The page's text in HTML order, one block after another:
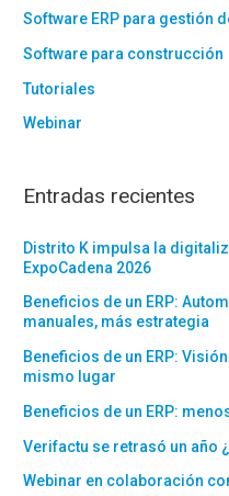
Software ERP para gestión
Software para construcción
Tutoriales
Webinar
Entradas recientes
Distrito K impulsa la
ExpoCadena 2026
Beneficios de un ERP:
manuales, más estrategia
Beneficios de un ERP:
mismo lugar
Beneficios de un ERP:
Verifactu se retrasó un año
Webinar en colaboración